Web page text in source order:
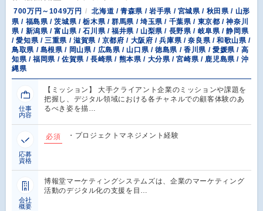
700万円～1049万円
北海道 / 青森県 / 岩手県 / 宮城県 / 秋田県 / 山形
県 / 福島県 / 茨城県 / 栃木県 / 群馬県 / 埼玉県 / 千葉県 / 東京都 / 神奈川
県 / 新潟県 / 富山県 / 石川県 / 福井県 / 山梨県 / 長野県 / 岐阜県 / 静岡県
/ 愛知県 / 三重県 / 滋賀県 / 京都府 / 大阪府 / 兵庫県 / 奈良県 / 和歌山県 /
鳥取県 / 島根県 / 岡山県 / 広島県 / 山口県 / 徳島県 / 香川県 / 愛媛県 / 高
知県 / 福岡県 / 佐賀県 / 長崎県 / 熊本県 / 大分県 / 宮崎県 / 鹿児島県 / 沖
縄県
仕事
内容
【ミッション】 大手クライアント企業のミッションや課題を
把握し、デジタル領域における各チャネルでの顧客体験のあ
るべき姿を描…
応募
資格
必須 ・プロジェクトマネジメント経験
会社
概要
博報堂マーケティングシステムズは、企業のマーケティング
活動のデジタル化の支援を目…